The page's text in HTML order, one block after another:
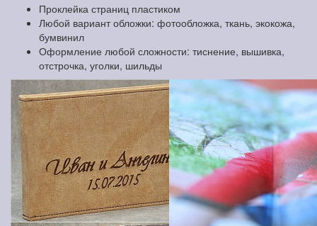
Проклейка страниц пластиком
Любой вариант обложки: фотообложка, ткань, экокожа,
бумвинил
Оформление любой сложности: тиснение, вышивка,
отстрочка, уголки, шильды